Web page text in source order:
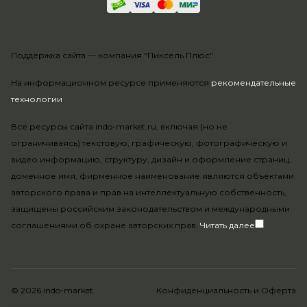
На информационном ресурсе применяются рекомендательные
технологии.
Все ресурсы сайта indo-market.ru, включая (но не
ограничиваясь) текстовую, графическую, фотографическую и
видео информацию, структуру, дизайн и оформление страниц,
доменное имя, фирменное наименование являются объектами
авторского права и прав на интеллектуальную собственность,
защищены российским законодательством и международными
соглашениями об охране авторских прав. Читать далее
Поддержка сайта — компания "Пиксель Плюс"
© 2026 indo-market Конфиденциальность и Оферта